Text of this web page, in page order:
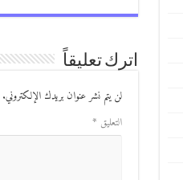
اترك تعليقاً
لن يتم نشر عنوان بريدك الإلكتروني.
التعليق *